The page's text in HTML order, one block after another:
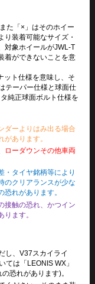
た「×」はそのホイー
り装着可能なサイズ・
対象ホイールがJWL-T
着ができないことを意
ット仕様を意味し、そ
テーパー仕様と球面仕
純正球面ボルト仕様を
ダーよりはみ出る場合
あります。
ローダウンその他車両
・タイヤ銘柄等により
のクリアランスが少な
れがあります。
接触の恐れ、かつイン
ます。
し、V37スカイライ
ては「LEONIS WX」
恐れがあります)。